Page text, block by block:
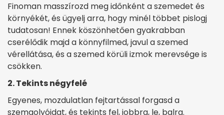
Finoman masszírozd meg időnként a szemedet és
környékét, és ügyelj arra, hogy minél többet pislogj
tudatosan! Ennek köszönhetően gyakrabban
cserélődik majd a könnyfilmed, javul a szemed
vérellátása, és a szemed körüli izmok merevsége is
csökken.
2. Tekints négyfelé
Egyenes, mozdulatlan fejtartással forgasd a
szemgolyóidat, és tekints fel, jobbra, le, balra.